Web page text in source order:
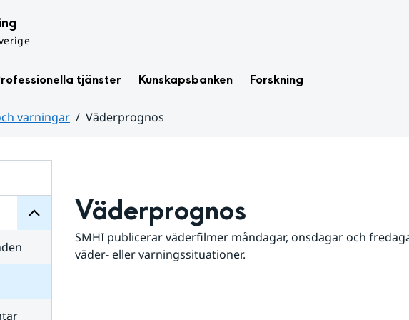
tjänster Kunskapsbanken Forskning
varningar
Väderprognos
för
Väderprognos
SMHI publicerar väderfilmer måndagar, onsdagar och
väder- eller varningssituationer.